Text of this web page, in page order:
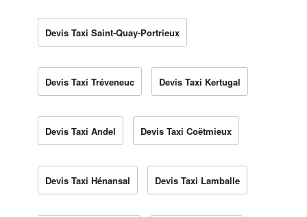
Devis Taxi Saint-Quay-Portrieux
Devis Taxi Tréveneuc Devis Taxi Kertugal
Devis Taxi Andel Devis Taxi Coëtmieux
Devis Taxi Hénansal Devis Taxi Lamballe